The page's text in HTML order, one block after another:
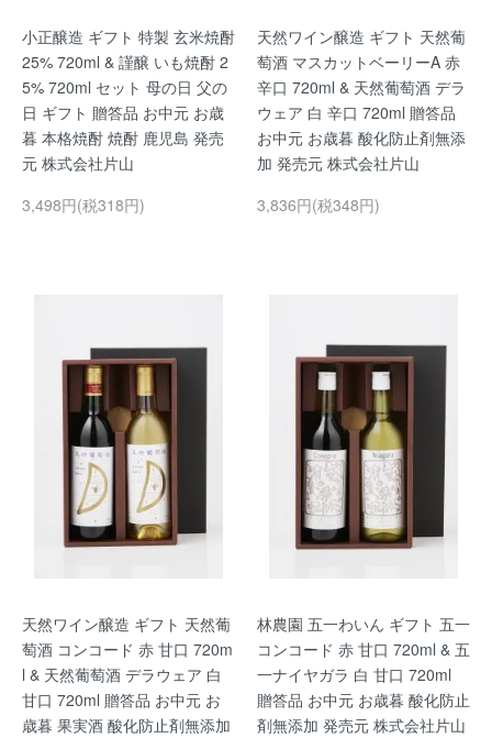
小正醸造 ギフト 特製 玄米焼酎
25% 720ml & 謹醸 いも焼酎 2
5% 720ml セット 母の日 父の
日 ギフト 贈答品 お中元 お歳
暮 本格焼酎 焼酎 鹿児島 発売
元 株式会社片山
3,498円(税318円)
天然ワイン醸造 ギフト 天然葡
萄酒 マスカットベーリーA 赤
辛口 720ml & 天然葡萄酒 デラ
ウェア 白 辛口 720ml 贈答品
お中元 お歳暮 酸化防止剤無添
加 発売元 株式会社片山
3,836円(税348円)
天然ワイン醸造 ギフト 天然葡
萄酒 コンコード 赤 甘口 720m
l & 天然葡萄酒 デラウェア 白
甘口 720ml 贈答品 お中元 お
歳暮 果実酒 酸化防止剤無添加
林農園 五一わいん ギフト 五一
コンコード 赤 甘口 720ml & 五
一ナイヤガラ 白 甘口 720ml
贈答品 お中元 お歳暮 酸化防止
剤無添加 発売元 株式会社片山